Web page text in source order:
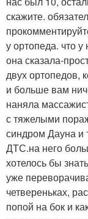
скажите.
у ортопеда. что
она сказала-
двух ортопедов,
и больше вам
наняла
с тяжелыми
синдром Дауна и
ДТС.на него
хотелось бы
уже
четвереньках,
попой на бок и